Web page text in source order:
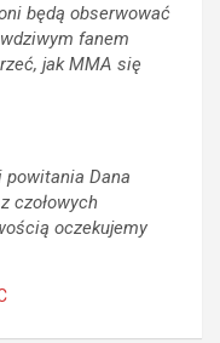
będą obserwować
fanem
jak MMA się
Dana
czołowych
oczekujemy